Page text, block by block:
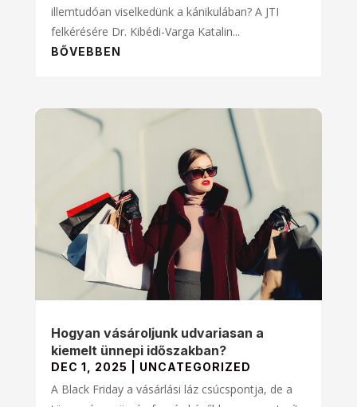
illemtudóan viselkedünk a kánikulában? A JTI
felkérésére Dr. Kibédi-Varga Katalin...
BŐVEBBEN
Hogyan vásároljunk udvariasan a
kiemelt ünnepi időszakban?
DEC 1, 2025 UNCATEGORIZED
A Black Friday a vásárlási láz csúcspontja, de a